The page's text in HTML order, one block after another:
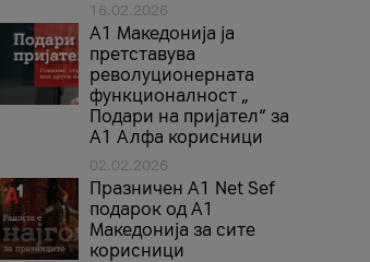
16.02.2026
А1 Македонија ја
претставува
револуционерната
функционалност „
Подари на пријател“ за
А1 Алфа корисници
02.02.2026
Празничен A1 Net Sеf
подарок од А1
Македонија за сите
корисници